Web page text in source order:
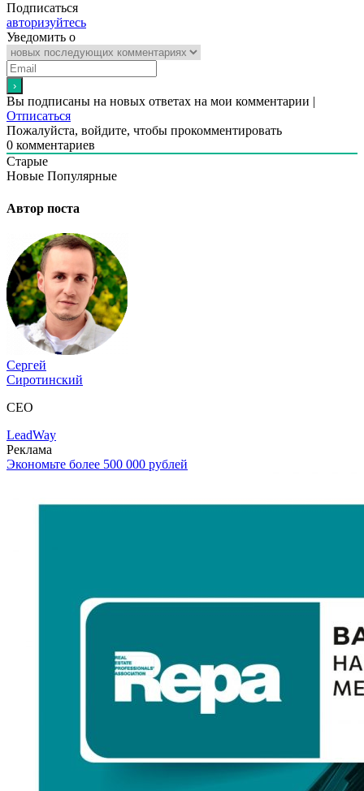
Подписаться
авторизуйтесь
Уведомить о
Вы подписаны на новых ответах на мои комментарии |
Отписаться
Пожалуйста, войдите, чтобы прокомментировать
0 комментариев
Старые
Новые Популярные
Автор поста
Сергей
Сиротинский
CEO
LeadWay
Реклама
Экономьте более 500 000 рублей